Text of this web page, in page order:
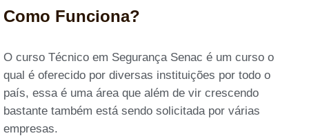
Como Funciona?
O curso Técnico em Segurança Senac é um curso o
qual é oferecido por diversas instituições por todo o
país, essa é uma área que além de vir crescendo
bastante também está sendo solicitada por várias
empresas.